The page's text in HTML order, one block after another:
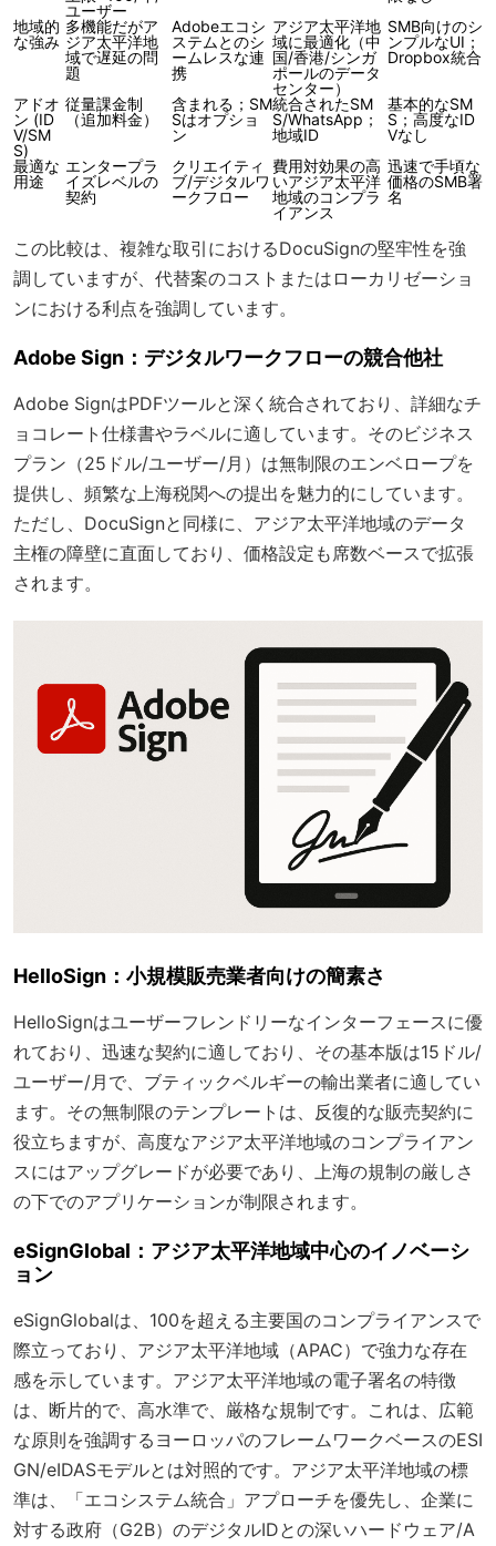
ユーザー
地域的
な強み
多機能だがア
ジア太平洋地
域で遅延の問
題
Adobeエコシ
ステムとのシ
ームレスな連
携
アジア太平洋地
域に最適化（中
国/香港/シンガ
ポールのデータ
センター）
SMB向けのシ
ンプルなUI；
Dropbox統合
アドオ
ン (ID
V/SM
S)
従量課金制
（追加料金）
含まれる；SM
Sはオプショ
ン
統合されたSM
S/WhatsApp；
地域ID
基本的なSM
S；高度なID
Vなし
最適な
用途
エンタープラ
イズレベルの
契約
クリエイティ
ブ/デジタルワ
ークフロー
費用対効果の高
いアジア太平洋
地域のコンプラ
イアンス
迅速で手頃な
価格のSMB署
名
この比較は、複雑な取引におけるDocuSignの堅牢性を強
調していますが、代替案のコストまたはローカリゼーショ
ンにおける利点を強調しています。
Adobe Sign：デジタルワークフローの競合他社
Adobe SignはPDFツールと深く統合されており、詳細なチ
ョコレート仕様書やラベルに適しています。そのビジネス
プラン（25ドル/ユーザー/月）は無制限のエンベロープを
提供し、頻繁な上海税関への提出を魅力的にしています。
ただし、DocuSignと同様に、アジア太平洋地域のデータ
主権の障壁に直面しており、価格設定も席数ベースで拡張
されます。
HelloSign：小規模販売業者向けの簡素さ
HelloSignはユーザーフレンドリーなインターフェースに優
れており、迅速な契約に適しており、その基本版は15ドル/
ユーザー/月で、ブティックベルギーの輸出業者に適してい
ます。その無制限のテンプレートは、反復的な販売契約に
役立ちますが、高度なアジア太平洋地域のコンプライアン
スにはアップグレードが必要であり、上海の規制の厳しさ
の下でのアプリケーションが制限されます。
eSignGlobal：アジア太平洋地域中心のイノベーシ
ョン
eSignGlobalは、100を超える主要国のコンプライアンスで
際立っており、アジア太平洋地域（APAC）で強力な存在
感を示しています。アジア太平洋地域の電子署名の特徴
は、断片的で、高水準で、厳格な規制です。これは、広範
な原則を強調するヨーロッパのフレームワークベースのESI
GN/eIDASモデルとは対照的です。アジア太平洋地域の標
準は、「エコシステム統合」アプローチを優先し、企業に
対する政府（G2B）のデジタルIDとの深いハードウェア/A